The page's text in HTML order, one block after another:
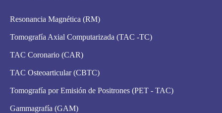
Resonancia Magnética (RM)
Tomografía Axial Computarizada (TAC -TC)
TAC Coronario (CAR)
TAC Osteoarticular (CBTC)
Tomografía por Emisión de Positrones (PET - TAC)
Gammagrafía (GAM)